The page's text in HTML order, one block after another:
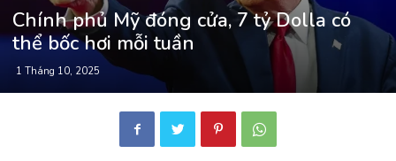
Chính phủ Mỹ đóng cửa, 7 tỷ Dolla có
thể bốc hơi mỗi tuần
1 Tháng 10, 2025